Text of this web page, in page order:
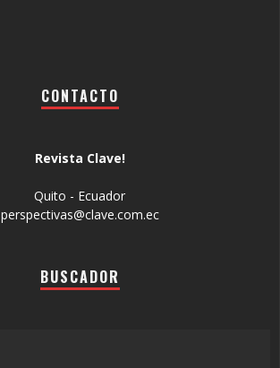
CONTACTO
Revista Clave!
Quito - Ecuador
perspectivas@clave.com.ec
BUSCADOR